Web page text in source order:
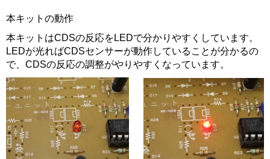
本キットの動作
本キットはCDSの反応をLEDで分かりやすくしています。
LEDが光ればCDSセンサーが動作していることが分かるの
で、CDSの反応の調整がやりやすくなっています。